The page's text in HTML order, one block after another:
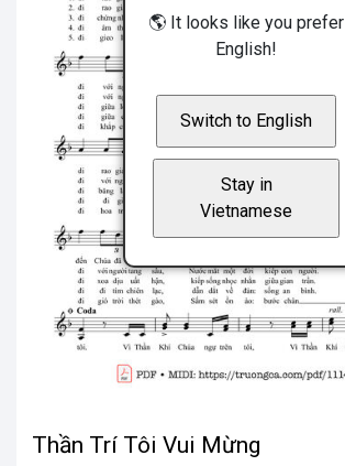
Thần Trí Tôi Vui Mừng
🌎 It looks like you prefer
English!
Switch to English
Stay in
Vietnamese